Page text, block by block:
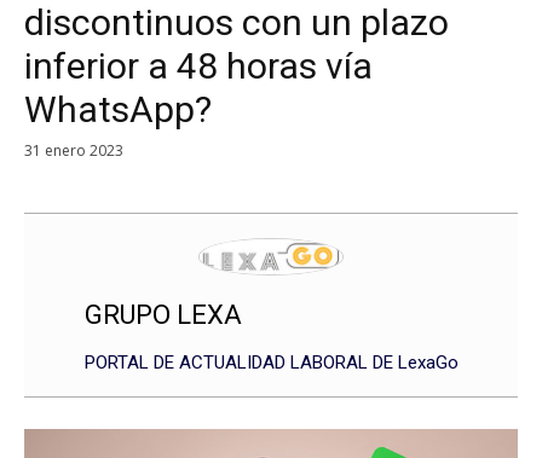
discontinuos con un plazo
inferior a 48 horas vía
WhatsApp?
31 enero 2023
GRUPO LEXA
PORTAL DE ACTUALIDAD LABORAL DE LexaGo